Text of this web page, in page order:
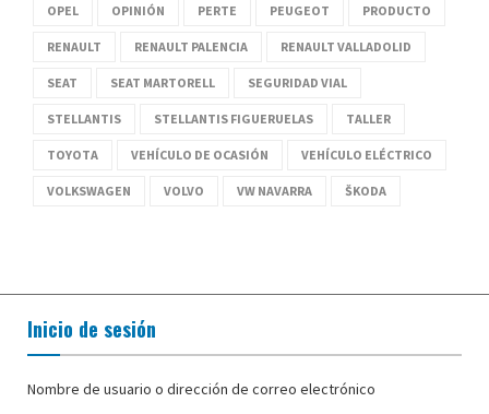
OPEL OPINIÓN PERTE PEUGEOT PRODUCTO
RENAULT RENAULT PALENCIA RENAULT VALLADOLID
SEAT SEAT MARTORELL SEGURIDAD VIAL
STELLANTIS STELLANTIS FIGUERUELAS TALLER
TOYOTA VEHÍCULO DE OCASIÓN VEHÍCULO ELÉCTRICO
VOLKSWAGEN VOLVO VW NAVARRA ŠKODA
Inicio de sesión
Nombre de usuario o dirección de correo electrónico